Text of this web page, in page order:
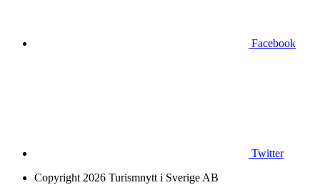
Facebook
Twitter
Copyright 2026 Turismnytt i Sverige AB